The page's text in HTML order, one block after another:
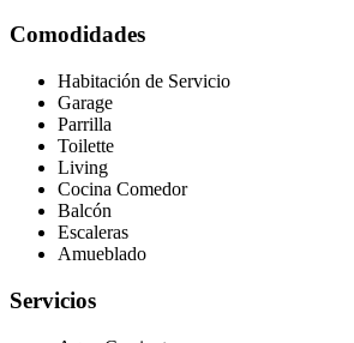
Comodidades
Habitación de Servicio
Garage
Parrilla
Toilette
Living
Cocina Comedor
Balcón
Escaleras
Amueblado
Servicios